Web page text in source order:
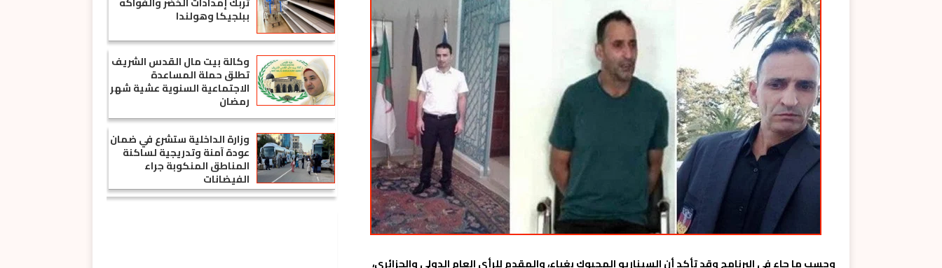
وحسب ما جاء في البرنامج وقد تأكد أن السيناريو المحبوك بغباء، والمقدم للرأي العام الدولي والجزائري،
ببلجيكا وهولندا
وكالة بيت مال القدس الشريف
تطلق حملة المساعدة
الاجتماعية السنوية عشية شهر
رمضان
وزارة الداخلية ستشرع في ضمان
عودة آمنة وتدريجية لساكنة
المناطق المنكوبة جراء
الفيضانات